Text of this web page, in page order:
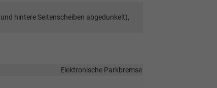
hintere Seitenscheiben abgedunkelt),
Elektronische Parkbremse